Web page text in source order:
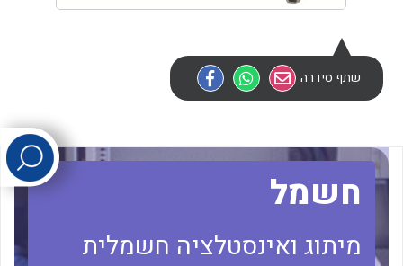
לכל מוצרי היצרן
שתף סידרה
חשמל
מיתוג ואינסטלציה חשמלית